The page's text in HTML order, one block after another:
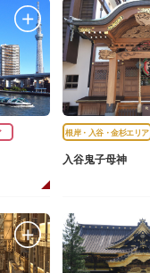
根岸・入谷・金杉エリア
入谷鬼子母神